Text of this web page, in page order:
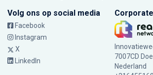
Volg ons op social media
Facebook
Instagram
X
LinkedIn
7007CD
Nederland